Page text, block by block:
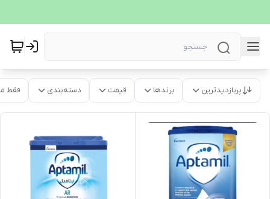
پربازدیدترین برندها قیمت دسته‌بندی فقط